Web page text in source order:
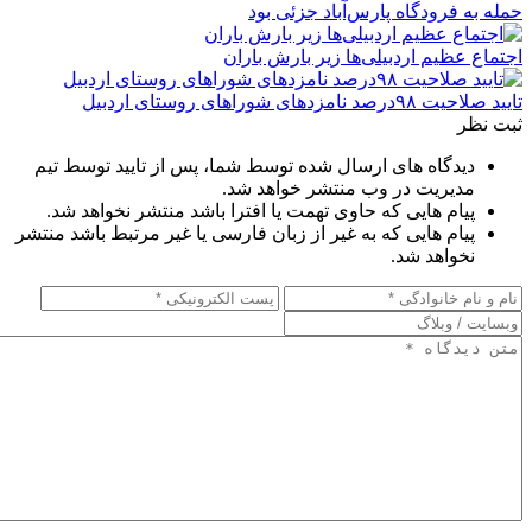
حمله به فرودگاه پارس‌‌آباد جزئی بود
اجتماع عظیم اردبیلی‌ها زیر بارش باران
تایید صلاحیت ۹۸درصد نامزدهای شوراهای روستای اردبیل
ثبت نظر
دیدگاه های ارسال شده توسط شما، پس از تایید توسط تیم
مدیریت در وب منتشر خواهد شد.
پیام هایی که حاوی تهمت یا افترا باشد منتشر نخواهد شد.
پیام هایی که به غیر از زبان فارسی یا غیر مرتبط باشد منتشر
نخواهد شد.